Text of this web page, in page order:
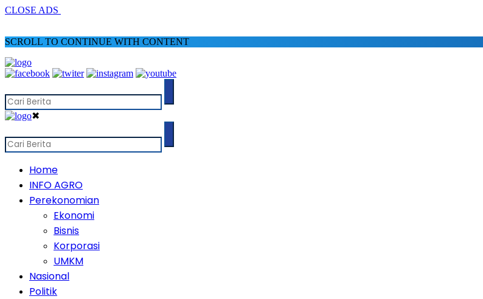
CLOSE ADS
SCROLL TO CONTINUE WITH CONTENT
✖
Home
INFO AGRO
Perekonomian
Ekonomi
Bisnis
Korporasi
UMKM
Nasional
Politik